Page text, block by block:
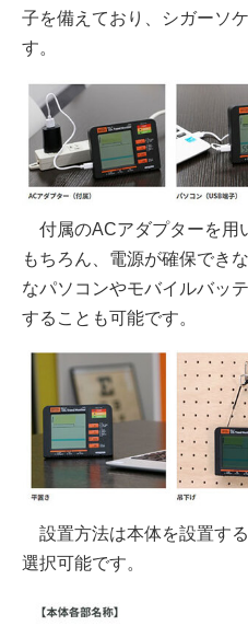
子を備えており、シガーソ
す。
付属のACアダプターを用
もちろん、電源が確保でき
なパソコンやモバイルバッ
することも可能です。
設置方法は本体を設置す
選択可能です。